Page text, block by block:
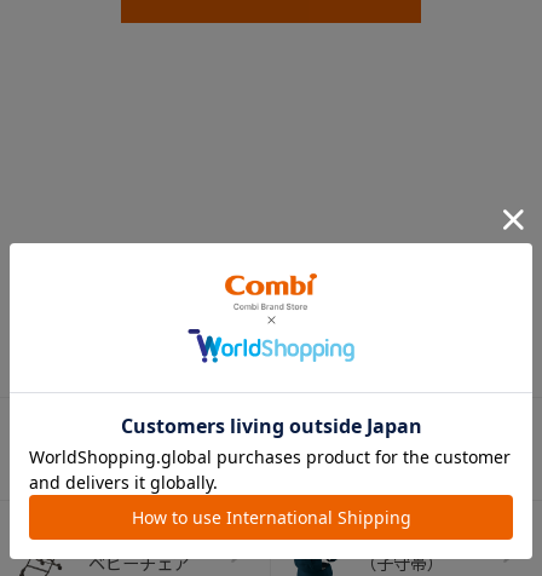
CATEGORY
カテゴリー
ベビーカー チャイルドシート
ベビーラック＆
ベビーチェア
抱っこひも
（子守帯）